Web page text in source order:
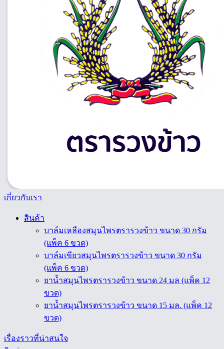
เกี่ยวกับเรา
สินค้า
บาล์มเหลืองสมุนไพรตรารวงข้าว ขนาด 30 กรัม
(แพ็ค 6 ขวด)
บาล์มเขียวสมุนไพรตรารวงข้าว ขนาด 30 กรัม
(แพ็ค 6 ขวด)
ยาน้ำสมุนไพรตรารวงข้าว ขนาด 24 มล (แพ็ค 12
ขวด)
ยาน้ำสมุนไพรตรารวงข้าว ขนาด 15 มล. (แพ็ค 12
ขวด)
เรื่องราวที่น่าสนใจ